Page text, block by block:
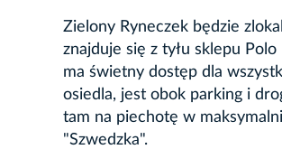
Zielony Ryneczek będzie
znajduje się z tyłu sklepu
ma świetny dostęp dla
osiedla, jest obok parking i
tam na piechotę w
"Szwedzka".